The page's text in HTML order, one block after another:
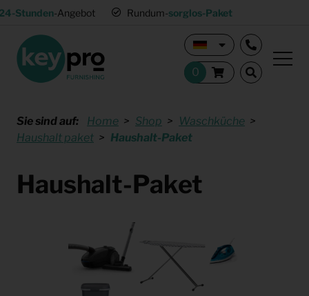
Stunden-Angebot Rundum-sorglos-Paket
Sie sind auf: Home Shop
Waschküche
Haushalt paket
Haushalt-Paket
Haushalt-Paket